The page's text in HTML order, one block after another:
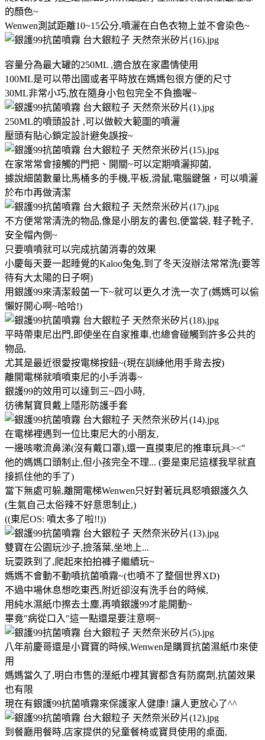
的顏色~
Wenwen測試距離10~15公分,噴灑在白色衣物上並不會染色~
容量分為最大罐的250ML ,適合放在家盡情使用
100ML是可以帶出國或者平時放在媽媽包很方便的尺寸
30ML非常小巧,放在隨身小包包完全不負擔喔~
250ML的噴頭設計 ,可以做較大範圍的噴灑
壓頭有貼心鎖定設計避免誤按~
在家常常會接觸的門把、開關~可以定期噴灑抑菌,
據說細菌數量比馬桶多的手機,平板,滑鼠,電腦鍵盤，可以噴灑
於布巾再做清潔
不方便常常清洗的物品,像是小朋友的書包,便當袋, 鞋子靴子,
安全帽內側~
只要噴噴就可以完成抗菌消毒的效果
小慶每天要一起睡覺的Kaloo兔兔,到了冬天沒辦法常常洗(要等
待有大太陽的日子啊)
用銀護99來清潔殺菌一下~就可以更久才洗一次了(媽媽可以偷
懶好開心啊~哈哈!)
平時帶東尼出門,即使坐在自家推車,也總會碰觸到許多公共的
物品,
尤其是最近很愛按電梯按鈕~(現在訓練他用手背去按)
離開電梯就噴噴東尼的小手消毒~
銀護99的效用可以達到三~四小時,
彷彿幫寶貝戴上隱形防護手套
在電梯裡遇到一位比東尼大的小朋友,
一邊咳嗽流鼻涕(沒有戴口罩),還一直摸東尼的推車玩具><"
他的媽媽口頭制止,但小孩完全不理... (要是東尼這樣我早就直
接抓住他的手了)
當下無處可躲,離開電梯Wenwen只好對著玩具怒噴銀護久久
(生氣自己太俗辣不好意思制止,)
((東尼OS: 噴太多了啦!!))
雙寶在公園玩沙子,撿落葉,坐地上...
玩耍跌到了,爬起來拍拍褲子繼續玩~
媽媽不會動不動噴抗菌噴霧~(也噴不了整個世界XD)
不過中場休息想吃東西,附近卻沒有洗手台的時候,
用純水濕紙巾擦去土塵,再噴銀護99才能開動~
畢竟"病從口入"這一點還是要注意啊~
八年前慶哥還是小寶寶的時候,Wenwen是購買抗菌濕紙巾來使
用
媽媽當久了,明白市售的溼紙巾裡其實都含有防腐劑,抗菌效果
也有限
現在有銀護99抗菌噴霧來保護家人健康! 讓人更放心了^^
到餐廳用餐時,店家提供的兒童餐椅或寶貝使用的桌面,